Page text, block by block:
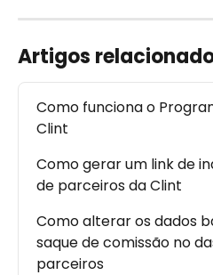
Artigos
Como funciona o
Clint
Como gerar um link de
de parceiros da Clint
Como alterar os dados
saque de comissão no
parceiros